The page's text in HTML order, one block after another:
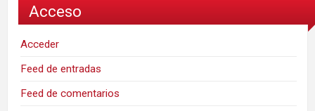
Acceso
Acceder
Feed de entradas
Feed de comentarios